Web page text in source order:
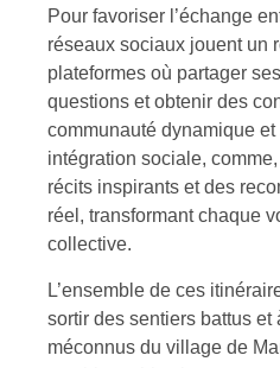
Pour favoriser l’échange
réseaux sociaux jouent un
plateformes où partager
questions et obtenir des
communauté dynamique
intégration sociale,
récits inspirants et des
réel, transformant chaque
collective.
L’ensemble de ces
sortir des sentiers battus
méconnus du village de